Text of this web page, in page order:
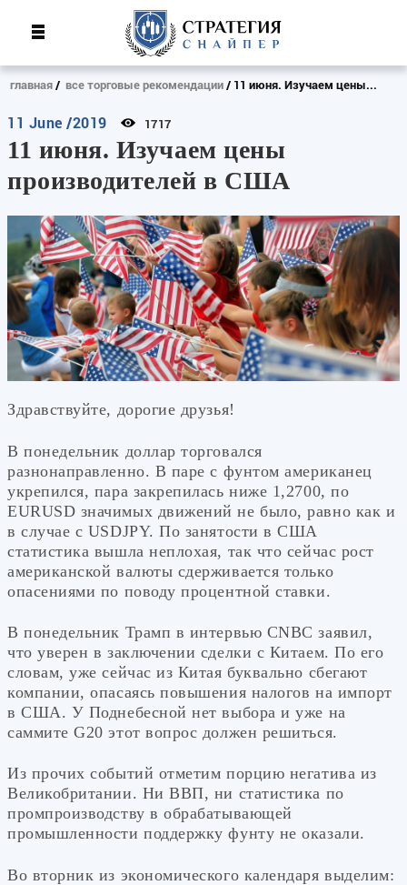
главная все торговые рекомендации 11 июня. Изучаем цены...
11 June /2019 1717
11 июня. Изучаем цены
производителей в США
Здравствуйте, дорогие друзья!
В понедельник доллар торговался
разнонаправленно. В паре с фунтом американец
укрепился, пара закрепилась ниже 1,2700, по
EURUSD значимых движений не было, равно как и
в случае с USDJPY. По занятости в США
статистика вышла неплохая, так что сейчас рост
американской валюты сдерживается только
опасениями по поводу процентной ставки.
В понедельник Трамп в интервью CNBC заявил,
что уверен в заключении сделки с Китаем. По его
словам, уже сейчас из Китая буквально сбегают
компании, опасаясь повышения налогов на импорт
в США. У Поднебесной нет выбора и уже на
саммите G20 этот вопрос должен решиться.
Из прочих событий отметим порцию негатива из
Великобритании. Ни ВВП, ни статистика по
промпроизводству в обрабатывающей
промышленности поддержку фунту не оказали.
Во вторник из экономического календаря выделим: